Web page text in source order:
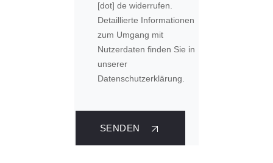
[dot] de widerrufen.
Detaillierte Informationen
zum Umgang mit
Nutzerdaten finden Sie in
unserer
Datenschutzerklärung.
SENDEN